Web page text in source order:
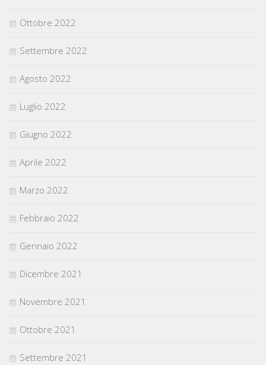
Ottobre 2022
Settembre 2022
Agosto 2022
Luglio 2022
Giugno 2022
Aprile 2022
Marzo 2022
Febbraio 2022
Gennaio 2022
Dicembre 2021
Novembre 2021
Ottobre 2021
Settembre 2021